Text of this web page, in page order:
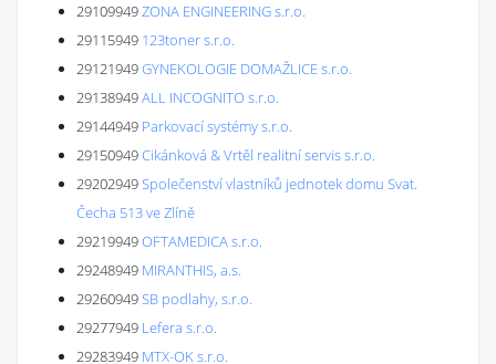
29109949ZONA ENGINEERING s.r.o.
29115949 123toner s.r.o.
29121949GYNEKOLOGIE DOMAŽLICE s.r.o.
29138949ALL INCOGNITO s.r.o.
29144949 Parkovací systémy s.r.o.
29150949Cikánková & Vrtěl realitní servis s.r.o.
29202949Společenství vlastníků jednotek domu Svat.
Čecha 513 ve Zlíně
29219949OFTAMEDICA s.r.o.
29248949 MIRANTHIS, a.s.
29260949SB podlahy, s.r.o.
29277949 Lefera s.r.o.
29283949 MTX-OK s.r.o.